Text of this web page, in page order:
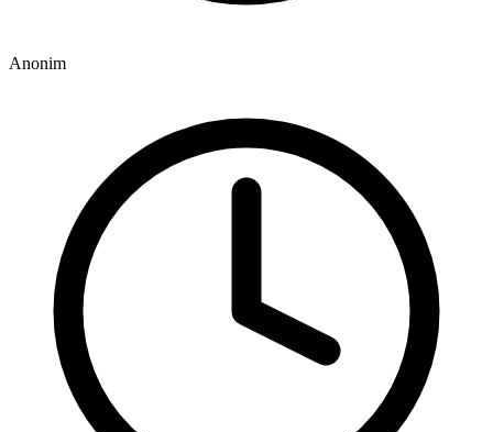
Anonim